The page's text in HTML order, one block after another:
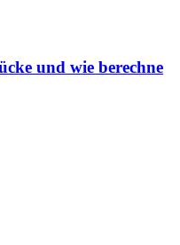
und wie berechne